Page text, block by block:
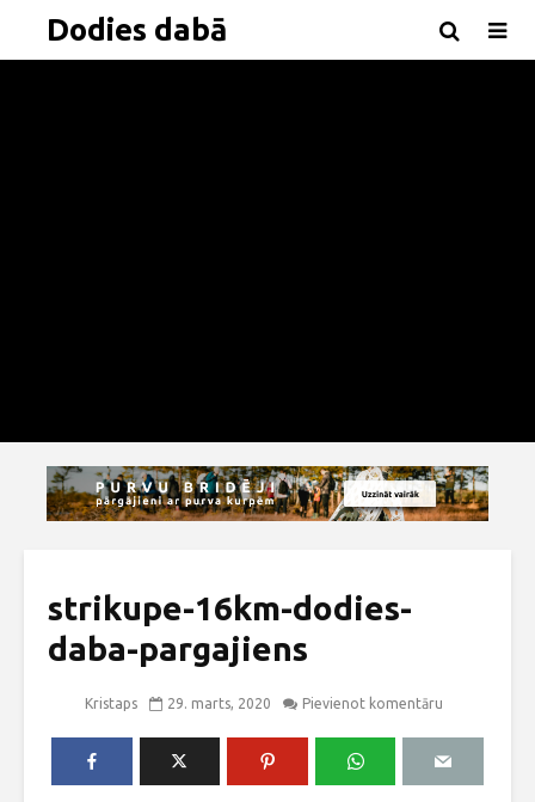
Dodies dabā
strikupe-16km-dodies-
daba-pargajiens
Kristaps 29. marts, 2020 Pievienot komentāru